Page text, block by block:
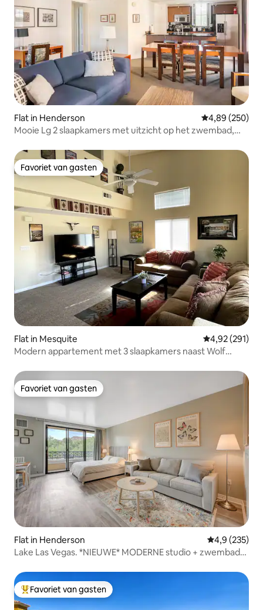
Flat in Henderson Gemiddelde
4,89 (250)
Mooie Lg 2 slaapkamers met uitzicht op het zwembad,
Favoriet van gasten
Favoriet van gasten
Flat in Mesquite Gemiddelde
4,92 (291)
Modern appartement met 3 slaapkamers naast Wolf
Favoriet van gasten
Favoriet van gasten
Flat in Henderson Gemiddelde
4,9 (235)
Lake Las Vegas. *NIEUWE* MODERNE studio + zwembad
Topfavoriet van gasten
Favoriet van gasten